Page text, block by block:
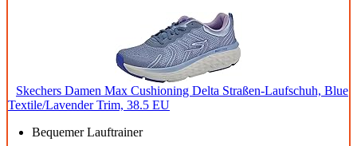
Skechers Damen Max Cushioning Delta Straßen-Laufschuh, Blue
Textile/Lavender Trim, 38.5 EU
Bequemer Lauftrainer